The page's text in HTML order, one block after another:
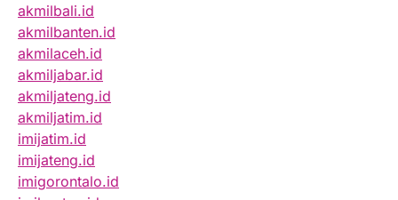
akmilbali.id
akmilbanten.id
akmilaceh.id
akmiljabar.id
akmiljateng.id
akmiljatim.id
imijatim.id
imijateng.id
imigorontalo.id